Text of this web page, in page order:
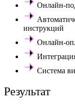
Онлайн-
инструкций
Онлайн-
Система
Результат